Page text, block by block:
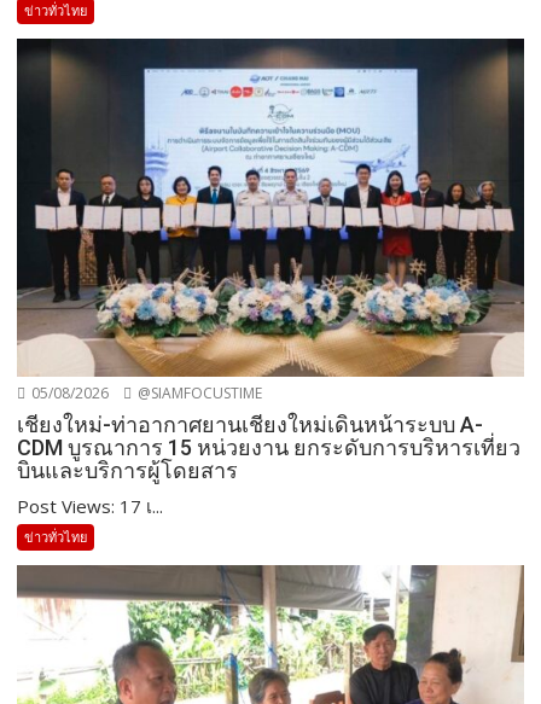
ข่าวทั่วไทย
05/08/2026 @SIAMFOCUSTIME
เชียงใหม่-ท่าอากาศยานเชียงใหม่เดินหน้าระบบ A-
CDM บูรณาการ 15 หน่วยงาน ยกระดับการบริหารเที่ยว
บินและบริการผู้โดยสาร
Post Views: 17 เ...
ข่าวทั่วไทย